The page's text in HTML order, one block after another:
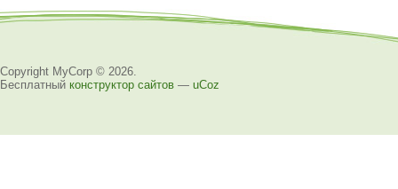
Copyright MyCorp © 2026
Бесплатный конструктор сайтов — uCoz